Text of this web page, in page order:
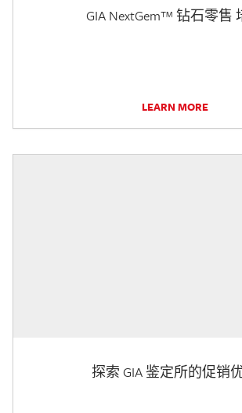
GIA NextGem™ 钻石零售
LEARN MORE
探索 GIA 鉴定所的促销